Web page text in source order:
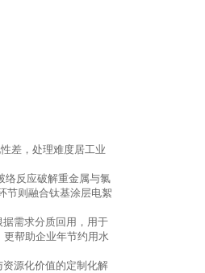
差，处理难度居工业
络反应破解重金属与氯
节则融合钛基涂层电絮
需求分质回用，用于
更帮助企业年节约用水
源化价值的定制化解